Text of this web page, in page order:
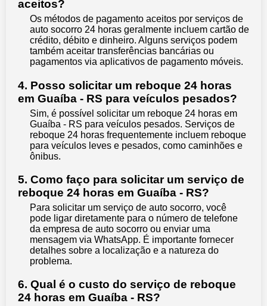
aceitos?
Os métodos de pagamento aceitos por serviços de
auto socorro 24 horas geralmente incluem cartão de
crédito, débito e dinheiro. Alguns serviços podem
também aceitar transferências bancárias ou
pagamentos via aplicativos de pagamento móveis.
4. Posso solicitar um reboque 24 horas
em Guaíba - RS para veículos pesados?
Sim, é possível solicitar um reboque 24 horas em
Guaíba - RS para veículos pesados. Serviços de
reboque 24 horas frequentemente incluem reboque
para veículos leves e pesados, como caminhões e
ônibus.
5. Como faço para solicitar um serviço de
reboque 24 horas em Guaíba - RS?
Para solicitar um serviço de auto socorro, você
pode ligar diretamente para o número de telefone
da empresa de auto socorro ou enviar uma
mensagem via WhatsApp. É importante fornecer
detalhes sobre a localização e a natureza do
problema.
6. Qual é o custo do serviço de reboque
24 horas em Guaíba - RS?